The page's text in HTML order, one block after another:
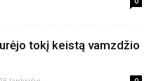
tokį keistą vamzdžio